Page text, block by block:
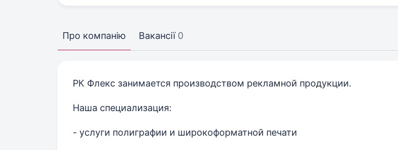
Про компанію Вакансії 0
РК Флекс занимается производством рекламной продукции.
Наша специализация:
- услуги полиграфии и широкоформатной печати